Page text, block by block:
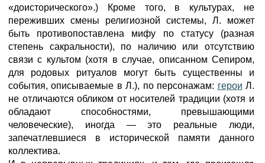
«доисторического».) Кроме того, в культурах, не
переживших смены религиозной системы, Л. может
быть противопоставлена мифу по статусу (разная
степень сакральности), по наличию или отсутствию
связи с культом (хотя в случае, описанном Сепиром,
для родовых ритуалов могут быть существенны и
события, описываемые в Л.), по персонажам: герои Л.
не отличаются обликом от носителей традиции (хотя и
обладают способностями, превышающими
человеческие), иногда — это реальные люди,
запечатлевшиеся в исторической памяти данного
коллектива.